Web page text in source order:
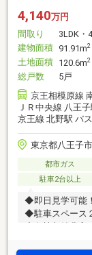
4,140万円
間取り
3LDK・
建物面積 91.91m2
土地面積 120.6m2
総戸数
5戸
京王相模原線
ＪＲ中央線 八王
京王線 北野駅 バ
東京都八王子
都市ガス
駐車2台以上
◆即日見学可能
◆駐車スペース